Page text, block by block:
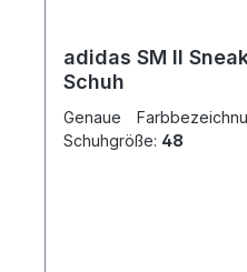
adidas SM II
Schuh
Genaue
Schuhgröße: 48